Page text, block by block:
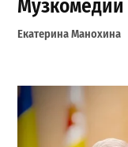
Музкомедии
Екатерина Манохина